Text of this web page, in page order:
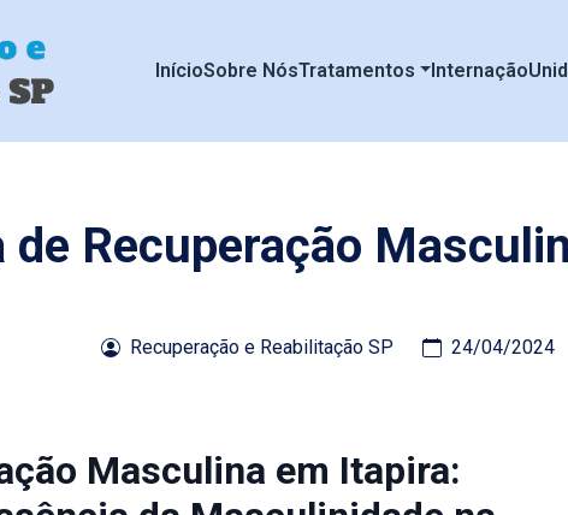
InícioSobre NósTratamentos Internação
de Recuperação
Recuperação e Reabilitação SP 24/04/2024
Masculina em Itapira: